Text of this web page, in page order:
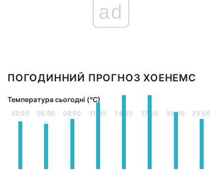
ad
ПОГОДИННИЙ ПРОГНОЗ ХОЕНЕМС
Температура сьогодні (°С)
02:00 05:00 08:00 11:00 14:00 17:00 20:00 23:00